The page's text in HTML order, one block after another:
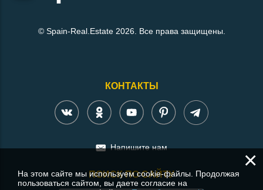
© Spain-Real.Estate 2026. Все права защищены.
КОНТАКТЫ
Напишите нам
ПОИСК ПО САЙТУ
×
На этом сайте мы используем cookie-файлы. Продолжая
пользоваться сайтом, вы даете согласие на